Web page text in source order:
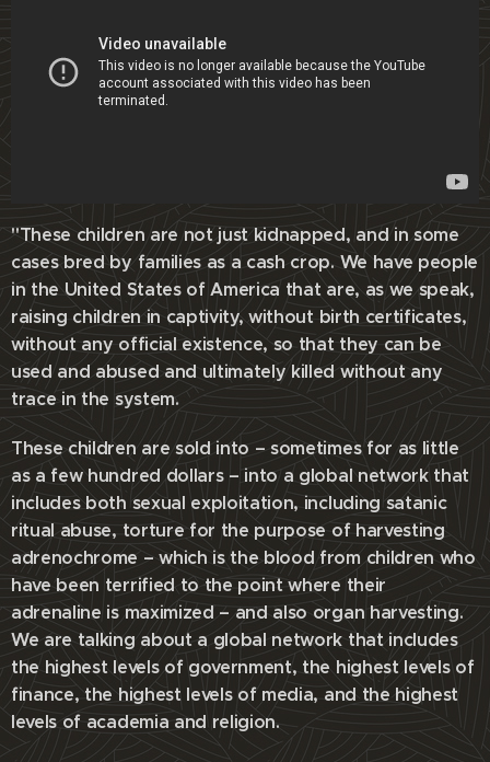
"These children are not just kidnapped, and in some
cases bred by families as a cash crop. We have people
in the United States of America that are, as we speak,
raising children in captivity, without birth certificates,
without any official existence, so that they can be
used and abused and ultimately killed without any
trace in the system.
These children are sold into – sometimes for as little
as a few hundred dollars – into a global network that
includes both sexual exploitation, including satanic
ritual abuse, torture for the purpose of harvesting
adrenochrome – which is the blood from children who
have been terrified to the point where their
adrenaline is maximized – and also organ harvesting.
We are talking about a global network that includes
the highest levels of government, the highest levels of
finance, the highest levels of media, and the highest
levels of academia and religion.